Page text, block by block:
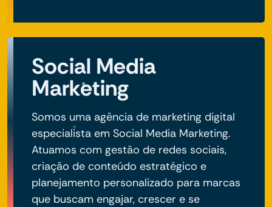
Social Media
Marketing
Somos uma agência de marketing digital
especialista em Social Media Marketing.
Atuamos com gestão de redes sociais,
criação de conteúdo estratégico e
planejamento personalizado para marcas
que buscam engajar, crescer e se